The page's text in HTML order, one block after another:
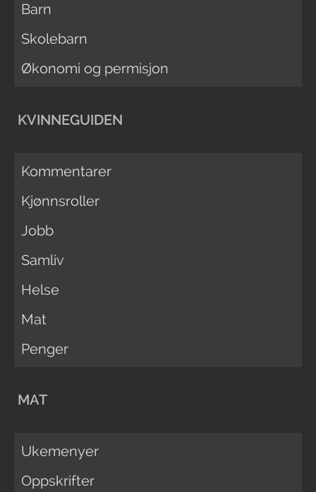
Barn
Skolebarn
Økonomi og permisjon
KVINNEGUIDEN
Kommentarer
Kjønnsroller
Jobb
Samliv
Helse
Mat
Penger
MAT
Ukemenyer
Oppskrifter